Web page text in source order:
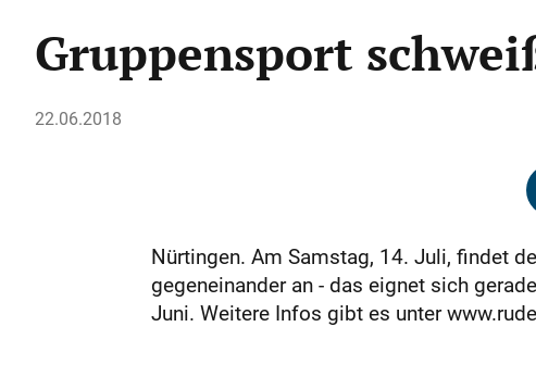
Gruppensport
22.06.2018
Nürtingen. Am Samstag, 14. Juli, findet
gegeneinander an - das eignet sich
Juni. Weitere Infos gibt es unter